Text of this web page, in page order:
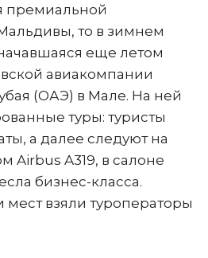
премиальной
то в зимнем
еще летом
авиакомпании
(ОАЭ) в Мале. На ней
туры: туристы
а далее следуют на
Airbus A319, в салоне
бизнес-класса.
мест взяли туроператоры